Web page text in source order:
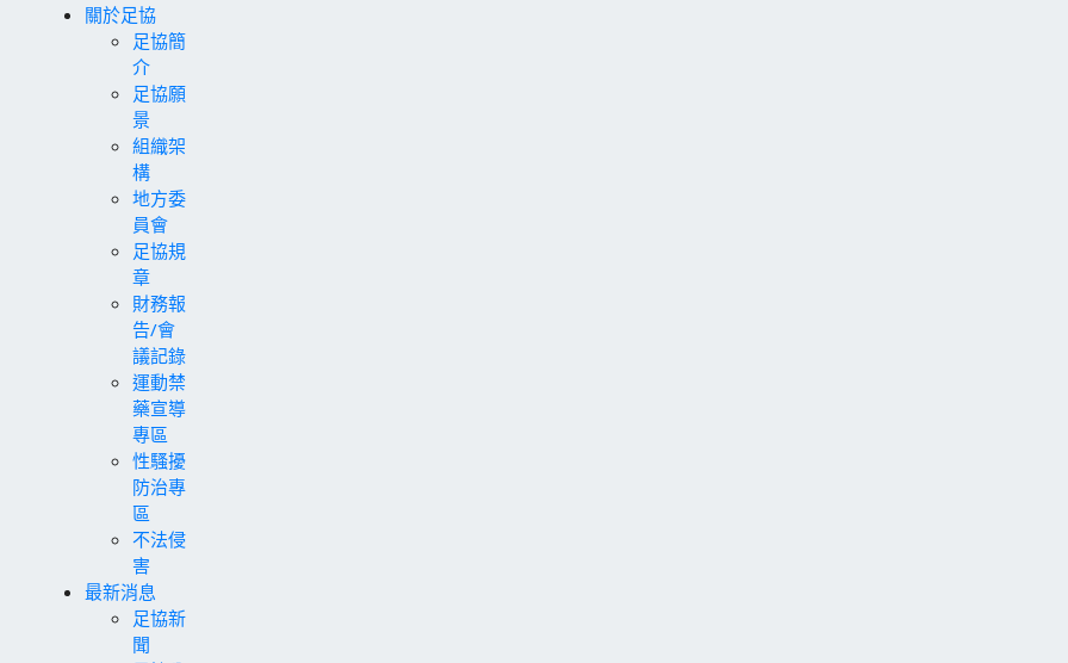
關於足協
足協簡
介
足協願
景
組織架
構
地方委
員會
足協規
章
財務報
告/會
議記錄
運動禁
藥宣導
專區
性騷擾
防治專
區
不法侵
害
最新消息
足協新
聞